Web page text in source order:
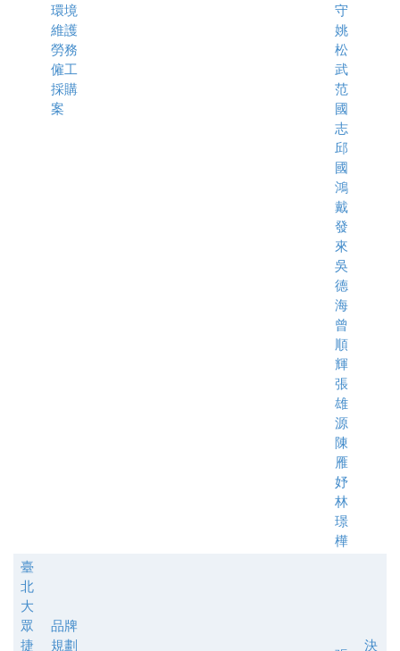
環境
維護
勞務
僱工
採購
案
守
姚
松
武
范
國
志
邱
國
鴻
戴
發
來
吳
德
海
曾
順
輝
張
雄
源
陳
雁
妤
林
璟
樺
臺
北
大
眾
捷
品牌
規劃
決